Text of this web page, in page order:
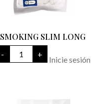
SMOKING SLIM LONG
-
SMOKING
SLIM
LONG
+
Inicie sesión